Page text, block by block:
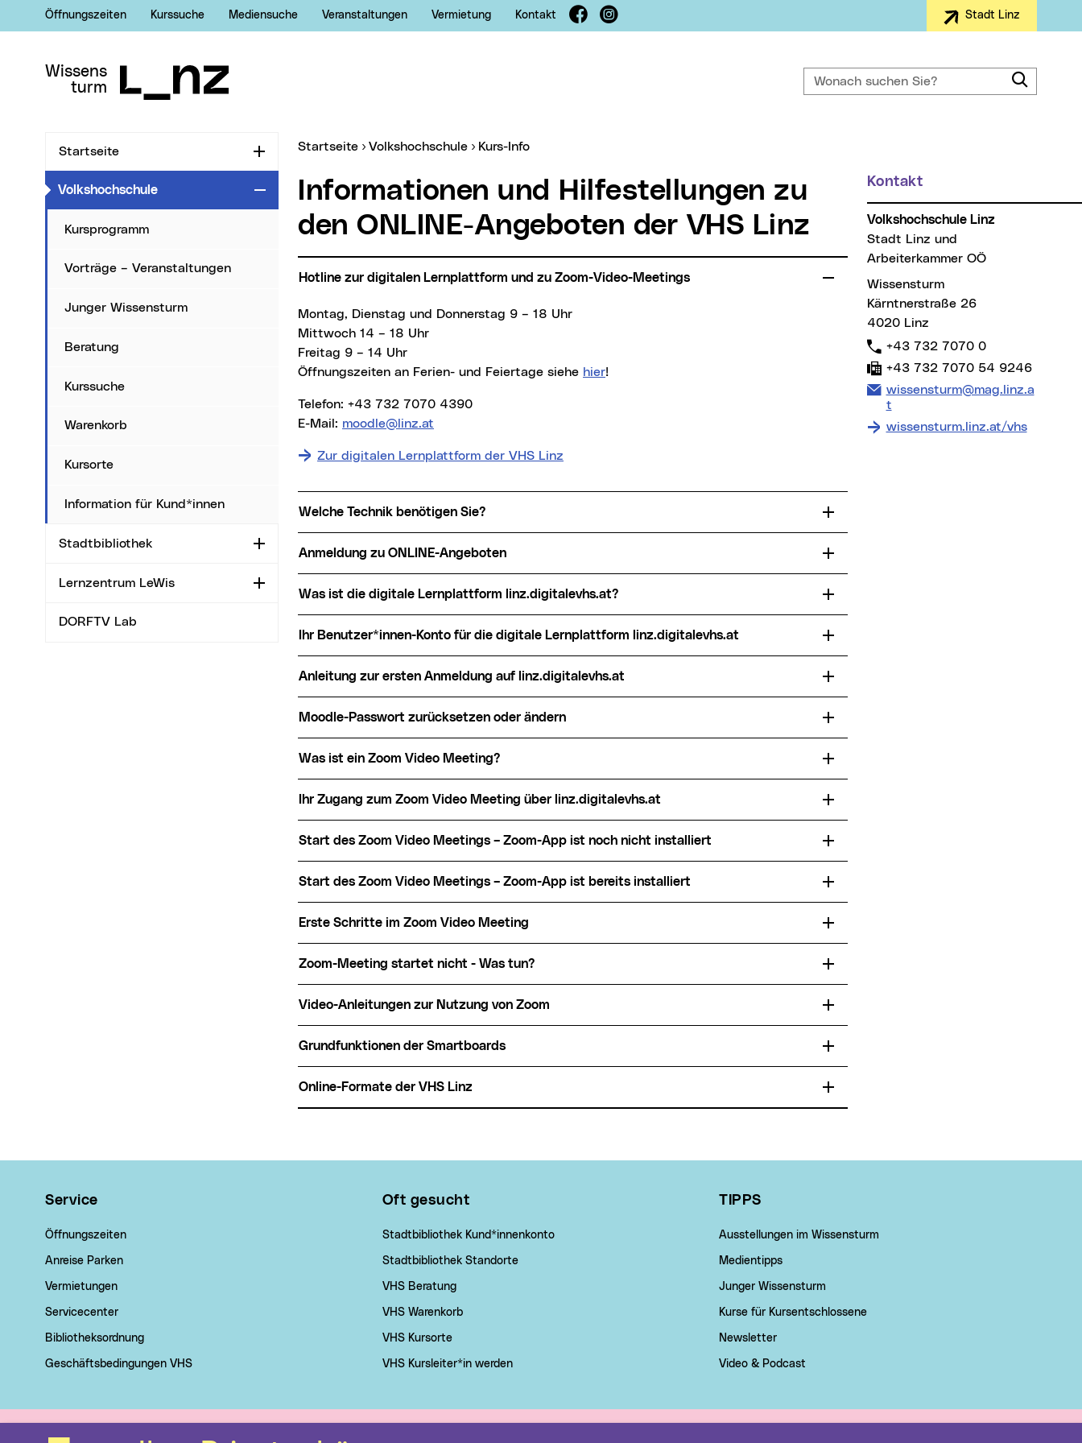
Zur Navigation
Zum Inhalt
Zur Suche
Öffnungszeiten Kurssuche Mediensuche Veranstaltungen Vermietung Kontakt Facebook
Instagram Stadt Linz
Wissens
turm
Wonach suchen Sie?
Startseite Aufklappen
Volkshochschule(aktueller Menüpunkt)Zuklappen
Kursprogramm
Vorträge – Veranstaltungen
Junger Wissensturm
Beratung
Kurssuche
Warenkorb
Kursorte
Information für Kund*innen
Stadtbibliothek Aufklappen
Lernzentrum LeWis Aufklappen
DORFTV Lab
Sie sind hier:
Startseite Volkshochschule Kurs-Info
den ONLINE-Angeboten der VHS Linz
Hotline zur digitalen Lernplattform und zu Zoom-Video-Meetings
Montag, Dienstag und Donnerstag 9 – 18 Uhr
Mittwoch 14 – 18 Uhr
Freitag 9 – 14 Uhr
Öffnungszeiten an Ferien- und Feiertage siehe hier!
Telefon: +43 732 7070 4390
E-Mail: moodle@linz.at
Zur digitalen Lernplattform der VHS Linz
Welche Technik benötigen Sie?
Anmeldung zu ONLINE-Angeboten
Was ist die digitale Lernplattform linz.digitalevhs.at?
Ihr Benutzer*innen-Konto für die digitale Lernplattform linz.digitalevhs.at
Anleitung zur ersten Anmeldung auf linz.digitalevhs.at
Moodle-Passwort zurücksetzen oder ändern
Was ist ein Zoom Video Meeting?
Ihr Zugang zum Zoom Video Meeting über linz.digitalevhs.at
Start des Zoom Video Meetings – Zoom-App ist noch nicht installiert
Start des Zoom Video Meetings – Zoom-App ist bereits installiert
Erste Schritte im Zoom Video Meeting
Zoom-Meeting startet nicht - Was tun?
Video-Anleitungen zur Nutzung von Zoom
Grundfunktionen der Smartboards
Online-Formate der VHS Linz
Kontakt
Volkshochschule Linz
Stadt Linz und
Arbeiterkammer OÖ
Wissensturm
Kärntnerstraße 26
4020 Linz
Telefon:
+43 732 7070 0
Fax:
+43 732 7070 54 9246
E-Mail Adresse:
wissensturm@mag.linz.a
t
wissensturm.linz.at/vhs
Service
Öffnungszeiten
Anreise Parken
Vermietungen
Servicecenter
Bibliotheksordnung
Geschäftsbedingungen VHS
Oft gesucht
Stadtbibliothek Kund*innenkonto
Stadtbibliothek Standorte
VHS Beratung
VHS Warenkorb
VHS Kursorte
VHS Kursleiter*in werden
TIPPS
Ausstellungen im Wissensturm
Medientipps
Junger Wissensturm
Kurse für Kursentschlossene
Newsletter
Video & Podcast